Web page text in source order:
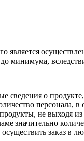
минимума,
сведения о
персонала, в
не выходя
значительно
заказ в